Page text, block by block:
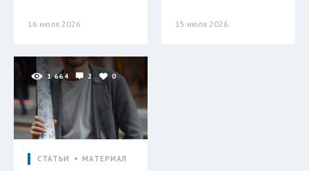
16 июля 2026 15 июля 2026
1 664 2 0
СТАТЬИ МАТЕРИАЛ